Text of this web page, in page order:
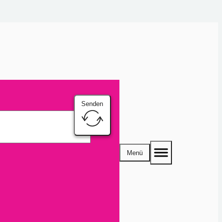
Senden
Menü